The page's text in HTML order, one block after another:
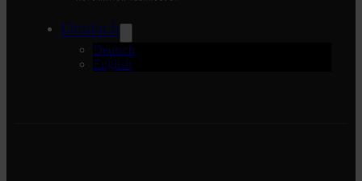
Deutsch
Deutsch
English